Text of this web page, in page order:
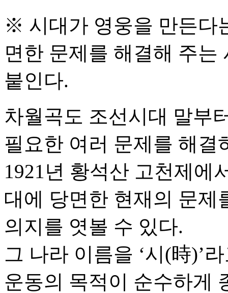
※ 시대가 영웅을 만든다
면한 문제를 해결해 주
붙인다.
차월곡도 조선시대 말부
필요한 여러 문제를 해결
1921년 황석산 고천제에
대에 당면한 현재의 문제
의지를 엿볼 수 있다.
그 나라 이름을 ‘시(時)’
운동의 목적이 순수하게